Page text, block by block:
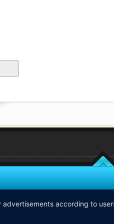
according to